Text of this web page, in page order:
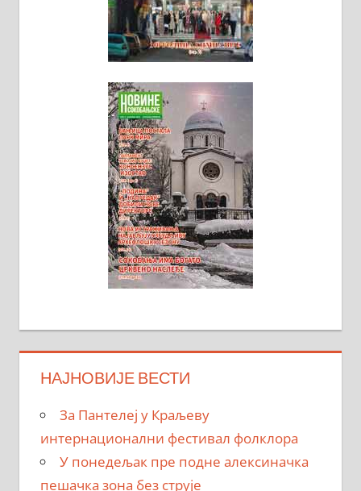
НАЈНОВИЈЕ ВЕСТИ
За Пантелеј у Краљеву
интернационални фестивал фолклора
У понедељак пре подне алексиначка
пешачка зона без струје